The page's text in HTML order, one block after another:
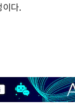
이다.